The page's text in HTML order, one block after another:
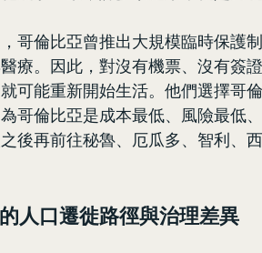
哥倫比亞曾推出大規模臨時保護
療。因此，對沒有機票、沒有簽
可能重新開始生活。他們選擇哥
哥倫比亞是成本最低、風險最低
後再前往秘魯、厄瓜多、智利、
人口遷徙路徑與治理差異